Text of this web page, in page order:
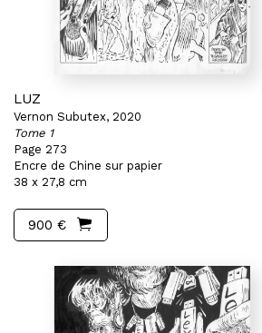
LUZ
Vernon Subutex, 2020
Tome 1
Page 273
Encre de Chine sur papier
38 x 27,8 cm
900 €